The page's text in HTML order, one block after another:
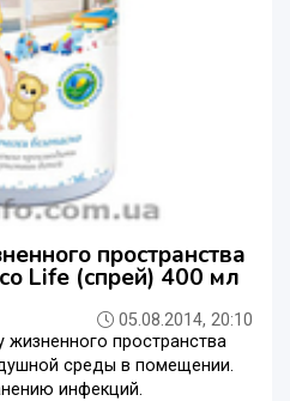
пространства
Life (спрей) 400 мл
05.08.2014, 20:10
пространства
среды в помещении.
инфекций.